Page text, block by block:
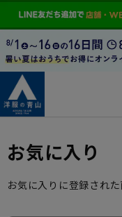
お気に入り
お気に入りに登録された